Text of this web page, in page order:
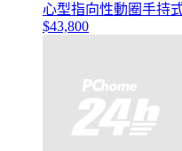
心型指向性動圈手持
$43,800